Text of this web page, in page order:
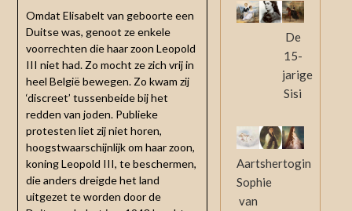
Omdat Elisabelt van geboorte een
Duitse was, genoot ze enkele
voorrechten die haar zoon Leopold
III niet had. Zo mocht ze zich vrij in
heel België bewegen. Zo kwam zij
‘discreet’ tussenbeide bij het
redden van joden. Publieke
protesten liet zij niet horen,
hoogstwaarschijnlijk om haar zoon,
koning Leopold III, te beschermen,
die anders dreigde het land
uitgezet te worden door de
De
15-
jarige
Sisi
Aartshertogin
Sophie
van